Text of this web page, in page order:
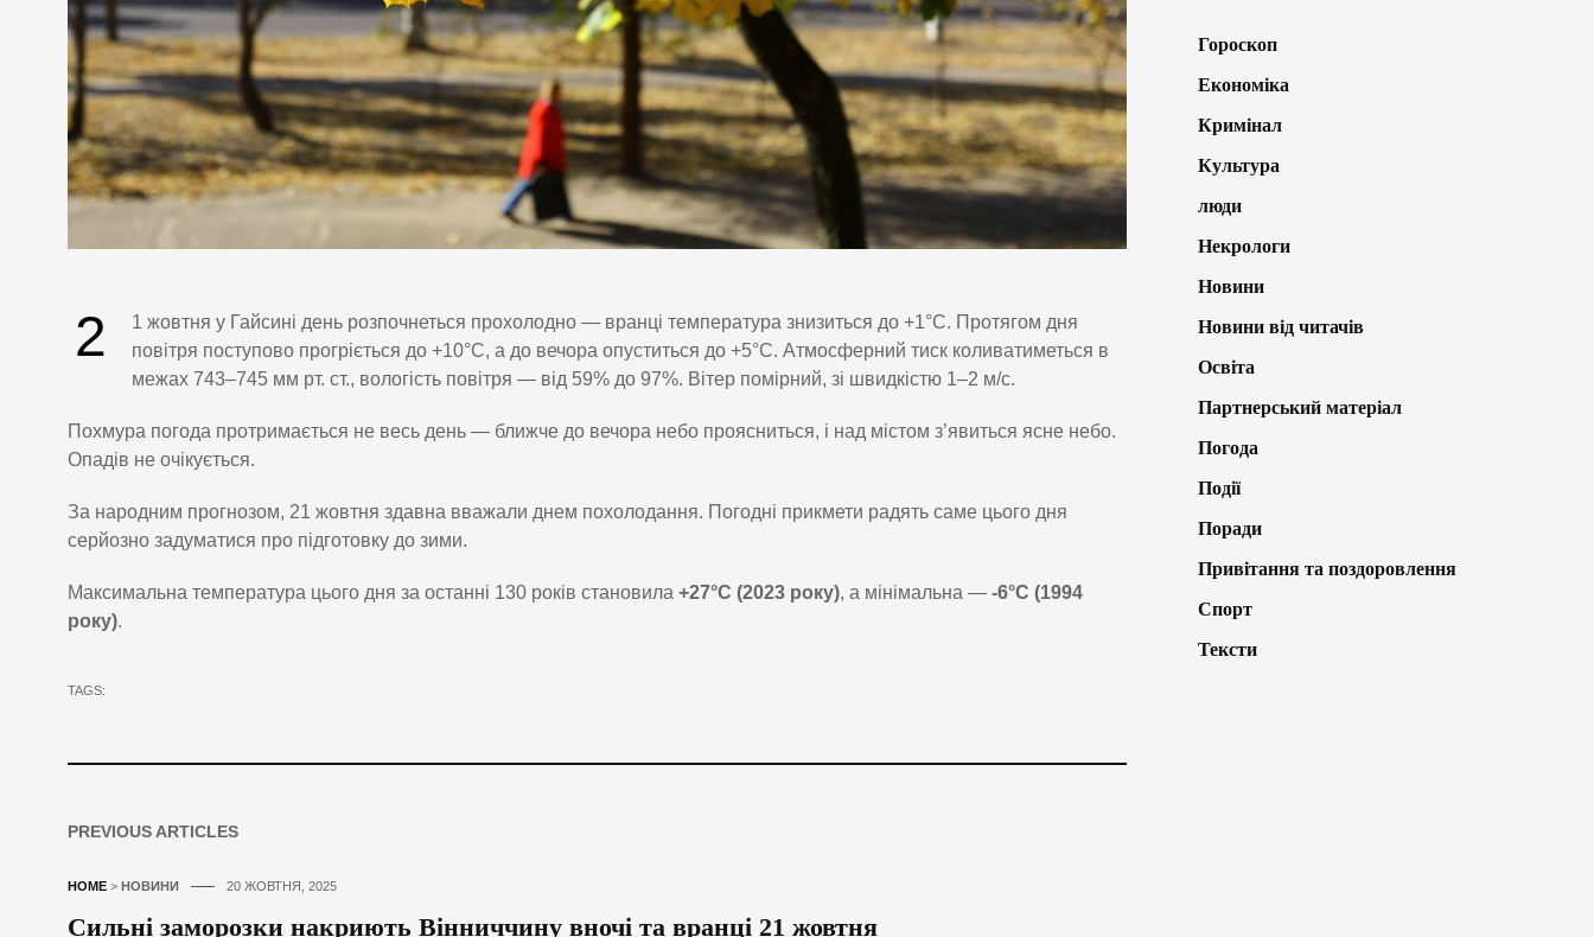
2
1 жовтня у Гайсині день розпочнеться прохолодно — вранці температура знизиться до +1°C. Протягом дня
повітря поступово прогріється до +10°C, а до вечора опуститься до +5°C. Атмосферний тиск коливатиметься в
межах 743–745 мм рт. ст., вологість повітря — від 59% до 97%. Вітер помірний, зі швидкістю 1–2 м/с.
Похмура погода протримається не весь день — ближче до вечора небо проясниться, і над містом з’явиться ясне небо.
Опадів не очікується.
За народним прогнозом, 21 жовтня здавна вважали днем похолодання. Погодні прикмети радять саме цього дня
серйозно задуматися про підготовку до зими.
Максимальна температура цього дня за останні 130 років становила +27°C (2023 року), а мінімальна — -6°C (1994
року).
TAGS:
PREVIOUS ARTICLES
HOME > НОВИНИ 20 ЖОВТНЯ, 2025
Сильні заморозки накриють Вінниччину вночі та вранці 21 жовтня
Гороскоп
Економіка
Кримінал
Культура
люди
Некрологи
Новини
Новини від читачів
Освіта
Партнерський матеріал
Погода
Події
Поради
Привітання та поздоровлення
Спорт
Тексти